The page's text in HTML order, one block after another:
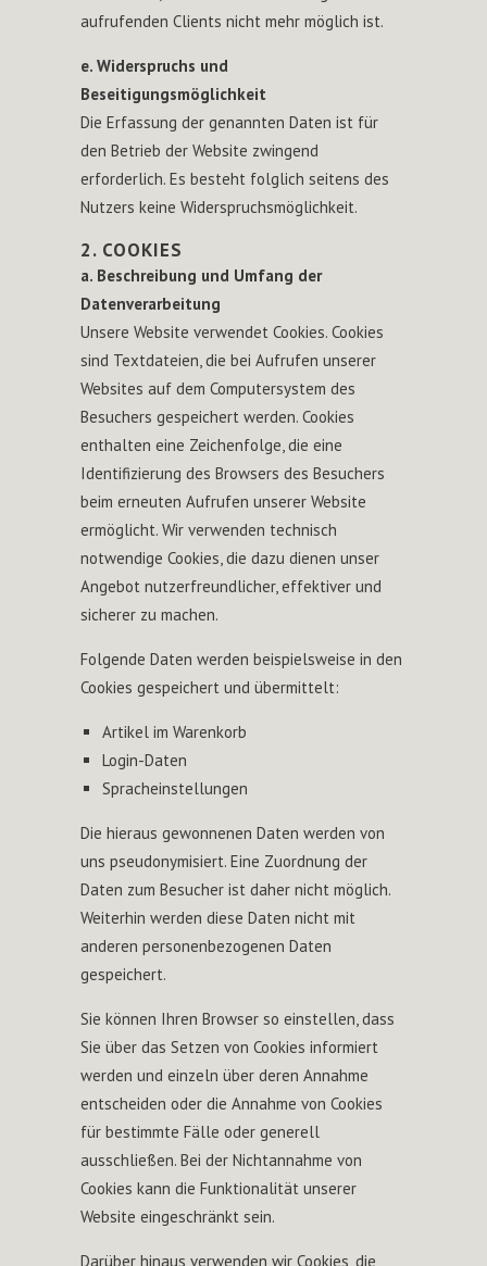
aufrufenden Clients nicht mehr möglich ist.
e. Widerspruchs und
Beseitigungsmöglichkeit
Die Erfassung der genannten Daten ist für
den Betrieb der Website zwingend
erforderlich. Es besteht folglich seitens des
Nutzers keine Widerspruchsmöglichkeit.
2. COOKIES
a. Beschreibung und Umfang der
Datenverarbeitung
Unsere Website verwendet Cookies. Cookies
sind Textdateien, die bei Aufrufen unserer
Websites auf dem Computersystem des
Besuchers gespeichert werden. Cookies
enthalten eine Zeichenfolge, die eine
Identifizierung des Browsers des Besuchers
beim erneuten Aufrufen unserer Website
ermöglicht. Wir verwenden technisch
notwendige Cookies, die dazu dienen unser
Angebot nutzerfreundlicher, effektiver und
sicherer zu machen.
Folgende Daten werden beispielsweise in den
Cookies gespeichert und übermittelt:
Artikel im Warenkorb
Login-Daten
Spracheinstellungen
Die hieraus gewonnenen Daten werden von
uns pseudonymisiert. Eine Zuordnung der
Daten zum Besucher ist daher nicht möglich.
Weiterhin werden diese Daten nicht mit
anderen personenbezogenen Daten
gespeichert.
Sie können Ihren Browser so einstellen, dass
Sie über das Setzen von Cookies informiert
werden und einzeln über deren Annahme
entscheiden oder die Annahme von Cookies
für bestimmte Fälle oder generell
ausschließen. Bei der Nichtannahme von
Cookies kann die Funktionalität unserer
Website eingeschränkt sein.
Darüber hinaus verwenden wir Cookies, die